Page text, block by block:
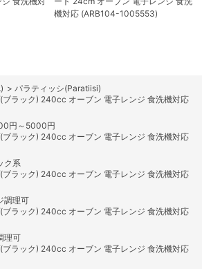
機対応 (ARB104-1005553)
> パラティッシ(Paratiisi)
ラック) 240cc オーブン 電子レンジ 食洗機対応
円～5000円
ラック) 240cc オーブン 電子レンジ 食洗機対応
ク系
ラック) 240cc オーブン 電子レンジ 食洗機対応
調理可
ラック) 240cc オーブン 電子レンジ 食洗機対応
理可
ラック) 240cc オーブン 電子レンジ 食洗機対応